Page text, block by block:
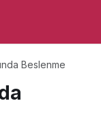
Beslenme